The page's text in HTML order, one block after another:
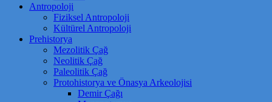
Antropoloji
Fiziksel Antropoloji
Kültürel Antropoloji
Prehistorya
Mezolitik Çağ
Neolitik Çağ
Paleolitik Çağ
Protohistorya ve Önasya Arkeolojisi
Demir Çağı